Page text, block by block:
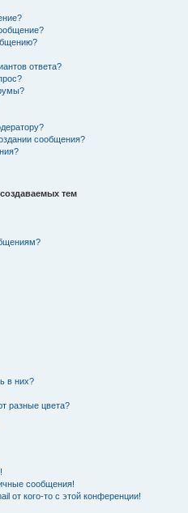
ответа?
сообщения?
тем
в них?
разные цвета?
сообщения!
от кого-то с этой конференции!